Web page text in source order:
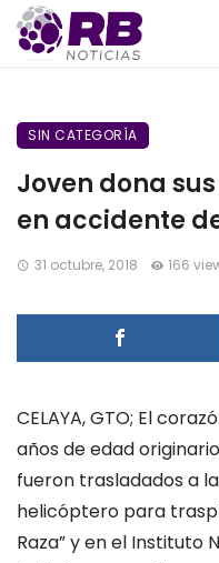
SIN CATEGORÍA
Joven dona
en accidente
31 octubre, 2018 166
CELAYA, GTO; El
años de edad
fueron trasladados a
helicóptero para
Raza” y en el Instituto